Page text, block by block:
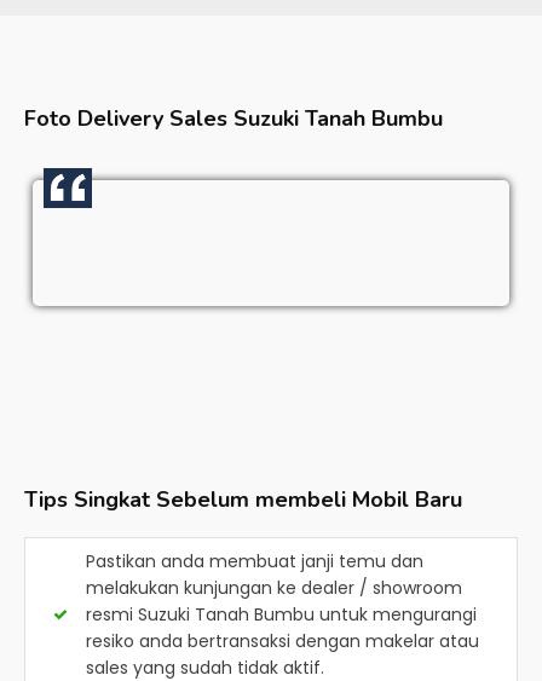
Foto Delivery Sales Suzuki Tanah Bumbu
Tips Singkat Sebelum membeli Mobil Baru
Pastikan anda membuat janji temu dan
melakukan kunjungan ke dealer / showroom
resmi Suzuki Tanah Bumbu untuk mengurangi
resiko anda bertransaksi dengan makelar atau
sales yang sudah tidak aktif.